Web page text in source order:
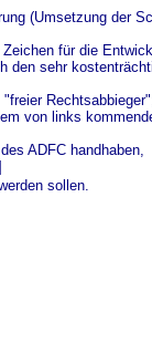
(Umsetzung der
für die
den sehr
von links
ADFC handhaben,
sollen.